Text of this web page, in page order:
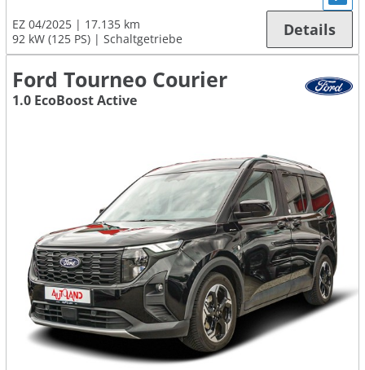
EZ 04/2025
17.135 km
92 kW (125 PS)
Schaltgetriebe Details
Ford Tourneo Courier
1.0 EcoBoost Active